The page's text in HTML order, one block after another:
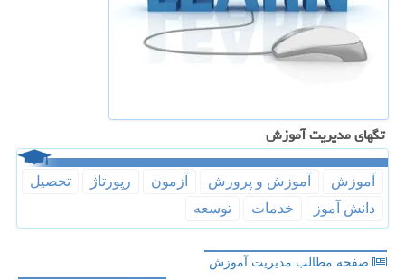
تگهای مدیریت آموزش
آموزش آموزش و پرورش آزمون رپورتاژ
تحصیل
دانش آموز
خدمات توسعه
صفحه مطالب مدیریت آموزش